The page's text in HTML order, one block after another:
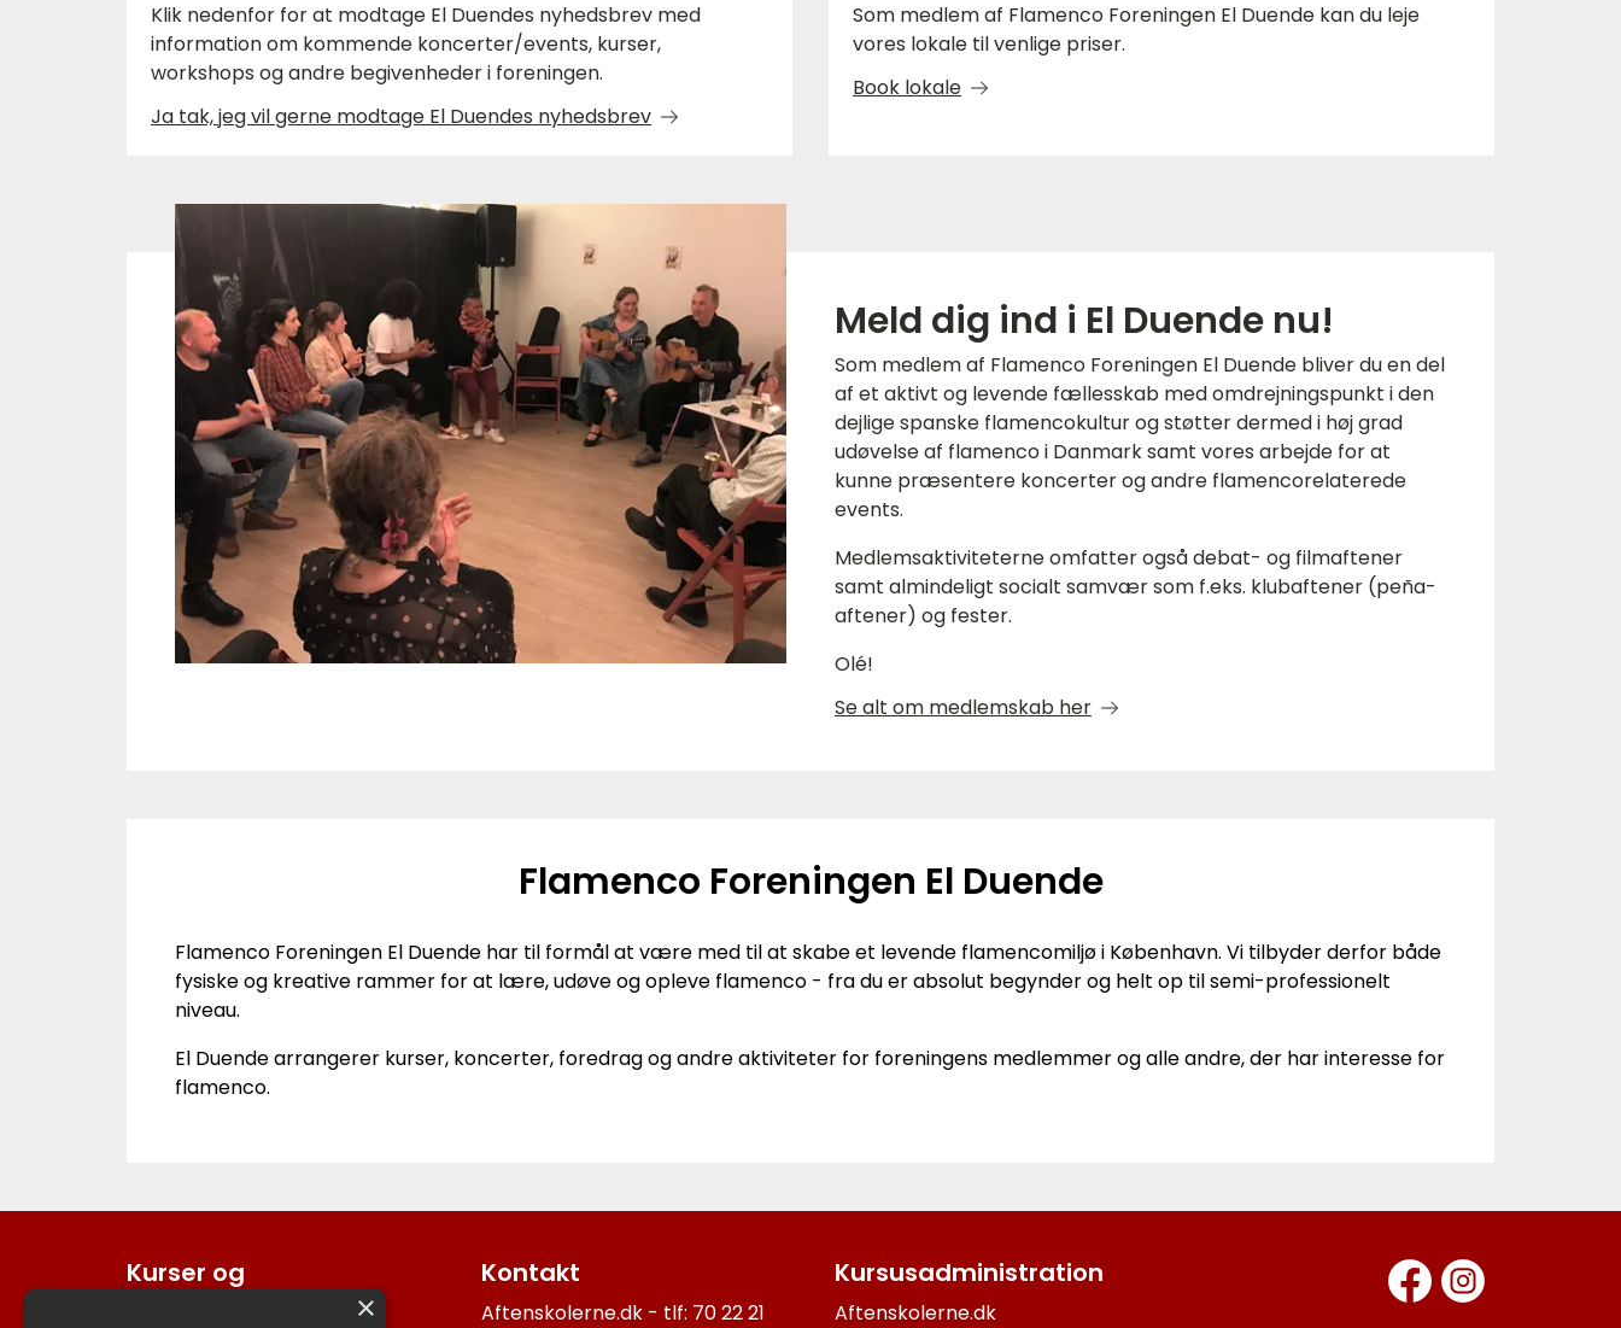
Klik nedenfor for at modtage El Duendes nyhedsbrev med
information om kommende koncerter/events, kurser,
workshops og andre begivenheder i foreningen.
Ja tak, jeg vil gerne modtage El Duendes nyhedsbrev
Som medlem af Flamenco Foreningen El Duende kan du leje
vores lokale til venlige priser.
Book lokale
Meld dig ind i El Duende nu!
Som medlem af Flamenco Foreningen El Duende bliver du en del
af et aktivt og levende fællesskab med omdrejningspunkt i den
dejlige spanske flamencokultur og støtter dermed i høj grad
udøvelse af flamenco i Danmark samt vores arbejde for at
kunne præsentere koncerter og andre flamencorelaterede
events.
Medlemsaktiviteterne omfatter også debat- og filmaftener
samt almindeligt socialt samvær som f.eks. klubaftener (peña-
aftener) og fester.
Olé!
Se alt om medlemskab her
Flamenco Foreningen El Duende
Flamenco Foreningen El Duende har til formål at være med til at skabe et levende flamencomiljø i København. Vi tilbyder derfor både
fysiske og kreative rammer for at lære, udøve og opleve flamenco - fra du er absolut begynder og helt op til semi-professionelt
niveau.
El Duende arrangerer kurser, koncerter, foredrag og andre aktiviteter for foreningens medlemmer og alle andre, der har interesse for
flamenco.
Kurser og
Kontakt
Aftenskolerne.dk - tlf: 70 22 21
Kursusadministration
Aftenskolerne.dk
×